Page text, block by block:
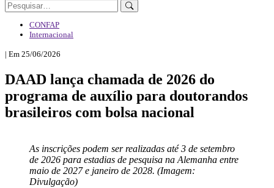
CONFAP
Internacional
| Em 25/06/2026
DAAD lança chamada de 2026 do
programa de auxílio para doutorandos
brasileiros com bolsa nacional
As inscrições podem ser realizadas até 3 de setembro
de 2026 para estadias de pesquisa na Alemanha entre
maio de 2027 e janeiro de 2028. (Imagem:
Divulgação)